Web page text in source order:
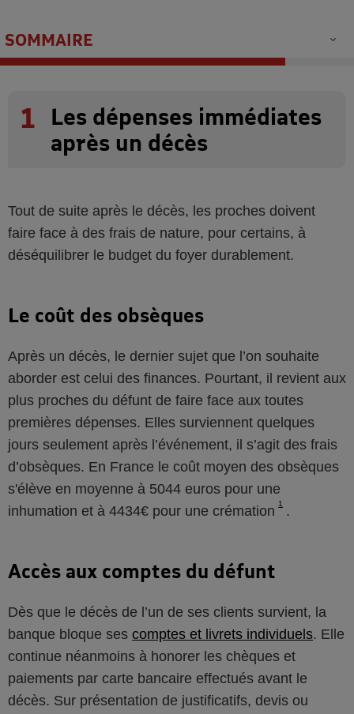
SOMMAIRE
1
Les dépenses immédiates
après un décès
Tout de suite après le décès, les proches doivent
faire face à des frais de nature, pour certains, à
déséquilibrer le budget du foyer durablement.
Le coût des obsèques
Après un décès, le dernier sujet que l’on souhaite
aborder est celui des finances. Pourtant, il revient aux
plus proches du défunt de faire face aux toutes
premières dépenses. Elles surviennent quelques
jours seulement après l’événement, il s’agit des frais
d’obsèques. En France le coût moyen des obsèques
s'élève en moyenne à 5044 euros pour une
inhumation et à 4434€ pour une crémation 1 .
Accès aux comptes du défunt
Dès que le décès de l’un de ses clients survient, la
banque bloque ses comptes et livrets individuels. Elle
continue néanmoins à honorer les chèques et
paiements par carte bancaire effectués avant le
décès. Sur présentation de justificatifs, devis ou